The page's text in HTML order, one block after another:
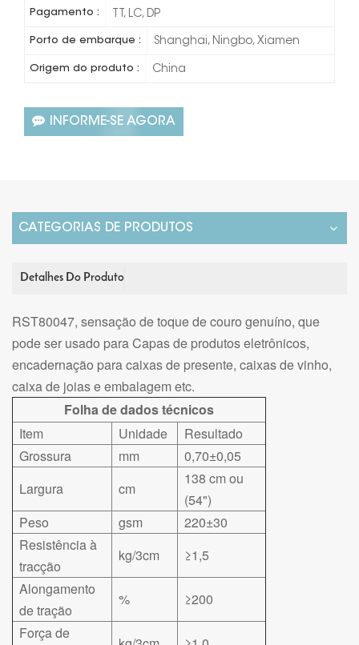
Pagamento : TT, LC, DP
Porto de embarque : Shanghai, Ningbo, Xiamen
Origem do produto : China
INFORME-SE AGORA
CATEGORIAS DE PRODUTOS
Detalhes Do Produto
RST80047, sensação de toque de couro genuíno, que
pode ser usado paraCapas de produtos eletrônicos,
encadernação para caixas de presente, caixas de vinho,
caixa de joias e embalagem etc.
Folha de dados técnicos
Item
Unidade
Resultado
Grossura
mm
0,70±0,05
Largura
cm
138 cm ou
(54")
Peso
gsm
220±30
Resistência à
tracção
kg/3cm
≥1,5
Alongamento
de tração
%
≥200
Força de